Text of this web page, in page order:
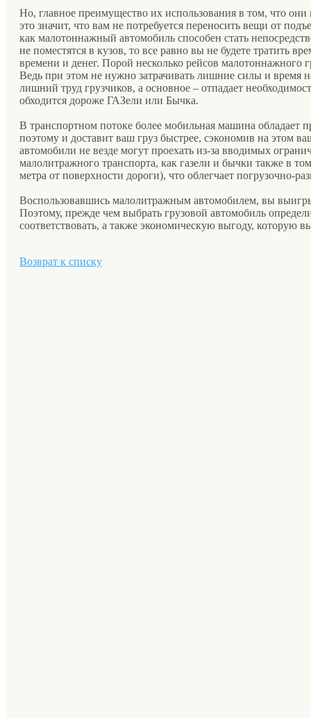
Но, главное преимущество их использования в том, что
это значит, что вам не потребуется переносить вещи от
как малотоннажный автомобиль способен стать
не поместятся в кузов, то все равно вы не будете тратить
времени и денег. Порой несколько рейсов малотоннажного
Ведь при этом не нужно затрачивать лишние силы и время
лишний труд грузчиков, а основное – отпадает
обходится дороже ГАЗели или Бычка.
В транспортном потоке более мобильная машина обладает
поэтому и доставит ваш груз быстрее, сэкономив на этом
автомобили не везде могут проехать из-за вводимых
малолитражного транспорта, как газели и бычки также в
метра от поверхности дороги), что облегчает погрузочно-
Воспользовавшись малолитражным автомобилем, вы
Поэтому, прежде чем выбрать грузовой автомобиль
соответствовать, а также экономическую выгоду, которую
Возврат к списку